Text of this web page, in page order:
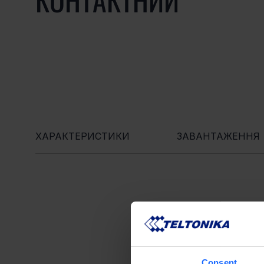
ХАРАКТЕРИСТИКИ ЗАВАНТАЖЕННЯ